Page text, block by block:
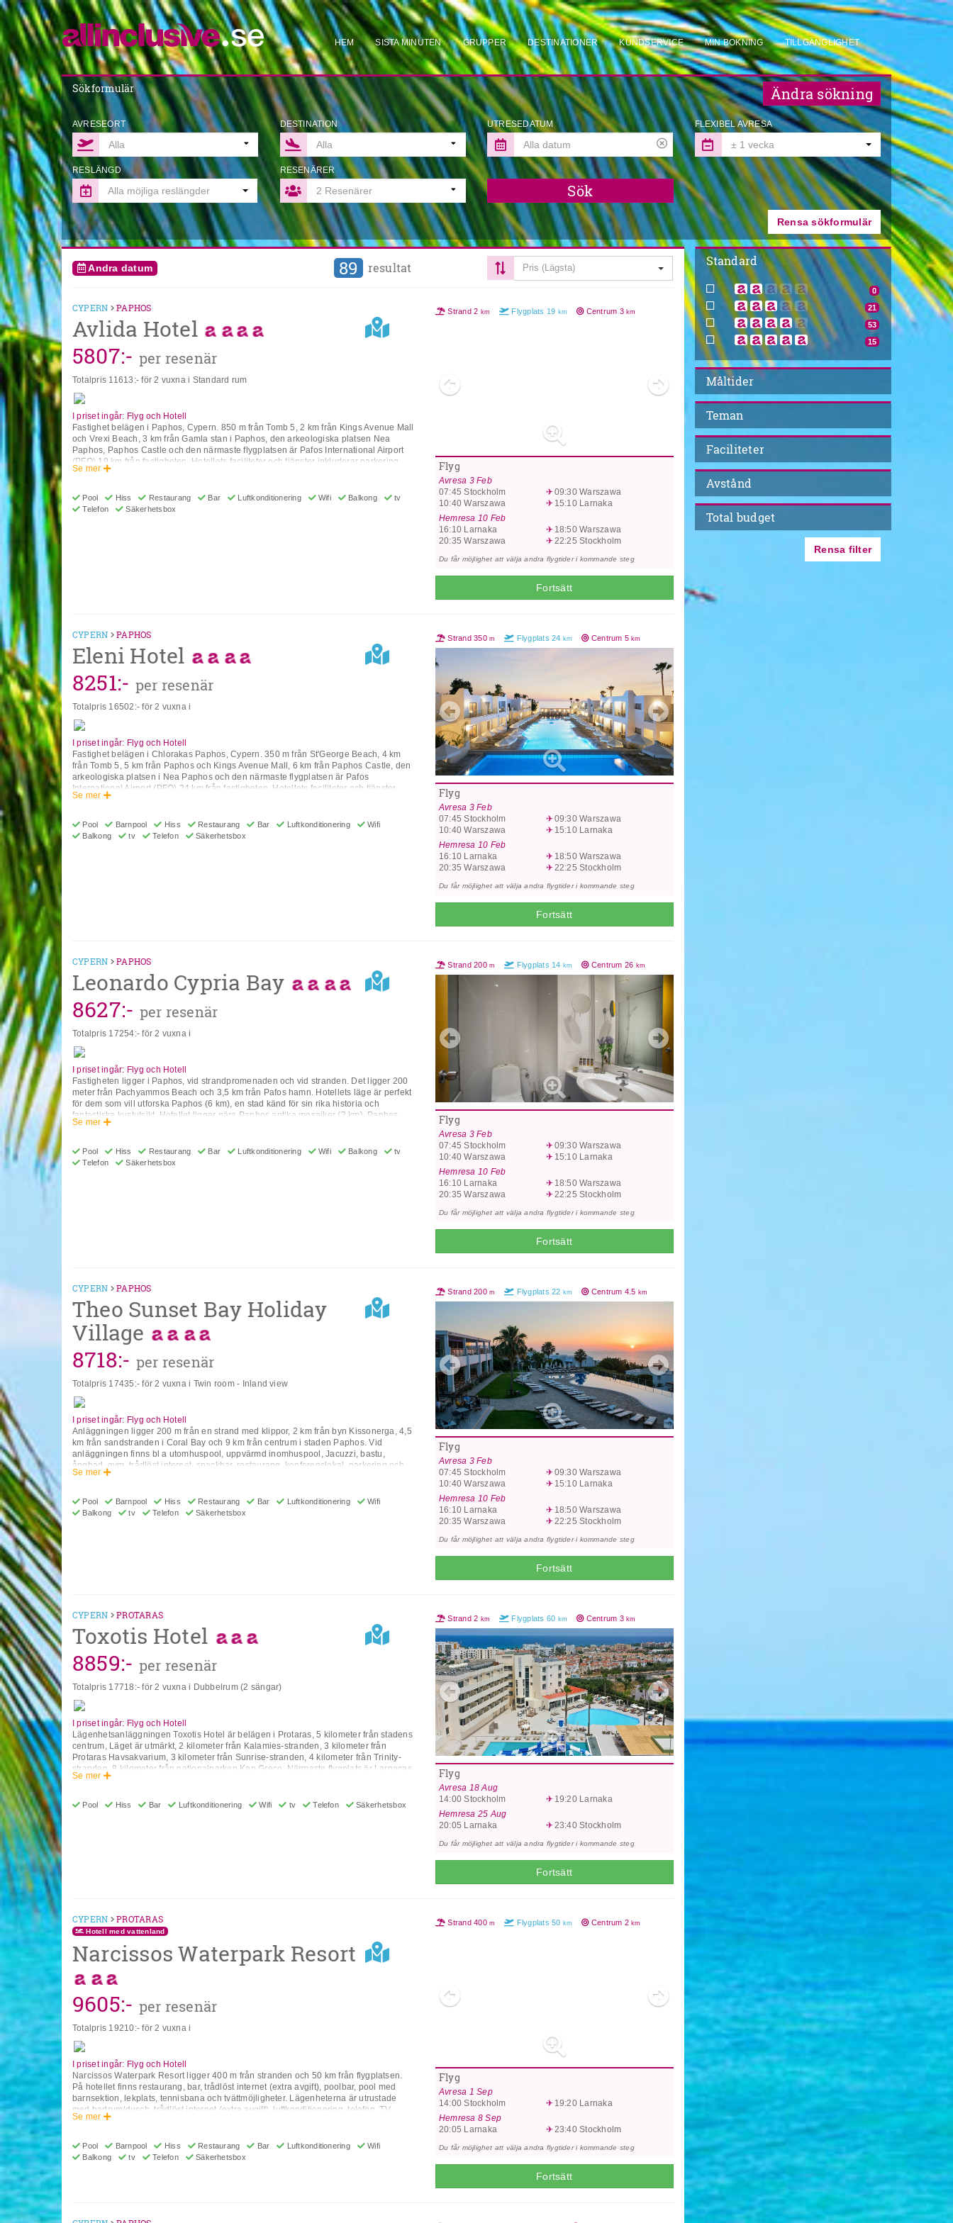
HEM SISTA MINUTEN GRUPPER DESTINATIONER KUNDSERVICE MIN BOKNING TILLGÄNGLIGHET
Sökformulär Ändra sökning
AVRESEORT DESTINATION UTRESEDATUM FLEXIBEL AVRESA
± 1 vecka
RESLÄNGD
Alla möjliga reslängder
RESENÄRER
Sök
Rensa sökformulär
Standard
0
21
53
15
Måltider
Teman
Faciliteter
Avstånd
Total budget
Rensa filter
Andra datum 89 resultat Pris (Lägsta)
CYPERN PAPHOS
Avlida Hotel
5807:- per resenär
Totalpris 11613 :- för 2 vuxna i Standard rum
I priset ingår: Flyg och Hotell
Fastighet belägen i Paphos, Cypern. 850 m från Tomb 5, 2 km från Kings Avenue Mall
och Vrexi Beach, 3 km från Gamla stan i Paphos, den arkeologiska platsen Nea
Paphos, Paphos Castle och den närmaste flygplatsen är Pafos International Airport
(PFO) 19 km från fastigheten. Hotellets faciliteter och tjänster inkluderar parkering,
24-timmarsreception, Bagageförvaring, Concierge, Värdeskåp (extra avgift),
Café, Bar, Restaurang, Gemensam lounge, Flygplatstransfer (extra avgift),
Affärsfaciliteter (extra avgift), Mötes-/bankettfaciliteter (extra avgift),
gym, bastu, ångbad och SPA-avdelning. (2022) Adress: Tombs of the Kings Road
Se mer
Pool Hiss Restaurang Bar Luftkonditionering Wifi Balkong
tv
Telefon
Säkerhetsbox
Strand2 km Flygplats 19 km Centrum 3 km
Flyg
Avresa 3 Feb
07:45 Stockholm 09:30Warszawa
10:40 Warszawa 15:10Larnaka
Hemresa 10 Feb
16:10 Larnaka 18:50Warszawa
20:35 Warszawa 22:25 Stockholm
Du får möjlighet att välja andra flygtider i kommande steg
Fortsätt
CYPERN PAPHOS
Eleni Hotel
8251:- per resenär
Totalpris 16502 :- för 2 vuxna i
I priset ingår: Flyg och Hotell
Fastighet belägen i Chlorakas Paphos, Cypern. 350 m från St'George Beach, 4 km
från Tomb 5, 5 km från Paphos och Kings Avenue Mall, 6 km från Paphos Castle, den
arkeologiska platsen i Nea Paphos och den närmaste flygplatsen är Pafos
International Airport (PFO) 24 km från fastigheten. Hotellets faciliteter och tjänster
inkluderar parkering, 24-timmarsreception, Bagageförvaring, Värdeskåp,
Bar, Restaurang, Gemensam lounge, Affärsfaciliteter (extra avgift),
Mötes-/bankettfaciliteter (extra avgift), Tvättservice (extra avgift), Tvättservice (extra
Se mer
Pool Barnpool Hiss Restaurang Bar Luftkonditionering
Wifi
Balkong
tv Telefon Säkerhetsbox
Strand350m Flygplats24 km Centrum 5km
Previous Next
Flyg
Avresa 3 Feb
07:45 Stockholm 09:30Warszawa
10:40 Warszawa 15:10Larnaka
Hemresa 10 Feb
16:10 Larnaka 18:50Warszawa
20:35 Warszawa 22:25 Stockholm
Du får möjlighet att välja andra flygtider i kommande steg
Fortsätt
CYPERN PAPHOS
Leonardo Cypria Bay
8627:- per resenär
Totalpris 17254:- för 2 vuxna i
I priset ingår: Flyg och Hotell
Fastigheten ligger i Paphos, vid strandpromenaden och vid stranden. Det ligger 200
meter från Pachyammos Beach och 3,5 km från Pafos hamn. Hotellets läge är perfekt
för dem som vill utforska Paphos (6 km), en stad känd för sin rika historia och
fantastiska kustutsikt. Hotellet ligger nära Paphos antika mosaiker (3 km), Paphos
arkeologiska park (3,5 km), Pafos medeltida slott (4 km), Dionysos hus (4 km) och
boendet. Faciliteter och tjänster inkluderar 24-timmars reception, luftkonditionering
(säsongsöppen), bar, valutaväxling, restaurang, rumsservice (extra avgift), trådlöst
10, Yeroskipou 8204, Cypern
Se mer
Pool Hiss Restaurang Bar Luftkonditionering Wifi Balkong
tv
Telefon
Säkerhetsbox
Strand200m Flygplats 14 km Centrum 26 km
Previous Next
Flyg
Avresa 3 Feb
07:45 Stockholm 09:30Warszawa
10:40 Warszawa 15:10Larnaka
Hemresa 10 Feb
16:10 Larnaka 18:50Warszawa
20:35 Warszawa 22:25 Stockholm
Du får möjlighet att välja andra flygtider i kommande steg
Fortsätt
CYPERN PAPHOS
Theo Sunset Bay Holiday
Village
8718:- per resenär
Totalpris 17435 :- för 2 vuxna i Twin room - Inland view
I priset ingår: Flyg och Hotell
Anläggningen ligger 200 m från en strand med klippor, 2 km från byn Kissonerga, 4,5
km från sandstranden i Coral Bay och 9 km från centrum i staden Paphos. Vid
anläggningen finns bl a utomhuspool, uppvärmd inomhuspool, Jacuzzi, bastu,
ångbad, gym, trådlöst internet, snackbar, restaurang, konferenslokal, parkering och
dygnsöppen reception. I lägenheternas utrustning ingår luftkonditionering, trådlöst
balkong/terrass. ** OBS! Vissa av ovanstående faciliteter kan vara stängda beroende
på årstid eller väderlek. ** Adress: Coral Bay Road, 61, 8574 Pafos, Cypern
Se mer
Pool Barnpool Hiss Restaurang Bar Luftkonditionering
Wifi
Balkong
tv Telefon Säkerhetsbox
Strand200m Flygplats22 km Centrum 4.5 km
Previous Next
Flyg
Avresa 3 Feb
07:45 Stockholm 09:30Warszawa
10:40 Warszawa 15:10Larnaka
Hemresa 10 Feb
16:10 Larnaka 18:50Warszawa
20:35 Warszawa 22:25 Stockholm
Du får möjlighet att välja andra flygtider i kommande steg
Fortsätt
CYPERN PROTARAS
Toxotis Hotel
8859:- per resenär
Totalpris 17718 :- för 2 vuxna i Dubbelrum (2 sängar)
I priset ingår: Flyg och Hotell
Lägenhetsanläggningen Toxotis Hotel är belägen i Protaras, 5 kilometer från stadens
centrum, Läget är utmärkt, 2 kilometer från Kalamies-stranden, 3 kilometer från
Protaras Havsakvarium, 3 kilometer från Sunrise-stranden, 4 kilometer från Trinity-
stranden, 8 kilometer från nationalparken Kap Greco. Närmaste flygplats är Larnacas
internationella flygplats (LCA), på 60 kilometers avstånd. Hotellets faciliteter och
allmänna utrymmen, spa, värdeskåp (extra avgift), vattenpark och parkering.
Se mer
Pool Hiss Bar Luftkonditionering Wifi tv Telefon Säkerhetsbox
Strand2 km Flygplats 60 km Centrum 3 km
Previous Next
Flyg
Avresa 18 Aug
14:00 Stockholm 19:20Larnaka
Hemresa 25 Aug
20:05 Larnaka 23:40Stockholm
Du får möjlighet att välja andra flygtider i kommande steg
Fortsätt
CYPERN PROTARAS
Hotell med vattenland
Narcissos Waterpark Resort
9605:- per resenär
Totalpris 19210:- för 2 vuxna i
I priset ingår: Flyg och Hotell
Narcissos Waterpark Resort ligger 400 m från stranden och 50 km från flygplatsen.
På hotellet finns restaurang, bar, trådlöst internet (extra avgift), poolbar, pool med
barnsektion, lekplats, tennisbana och tvättmöjligheter. Lägenheterna är utrustade
med badrum/dusch, trådlöst internet (extra avgift), luftkonditionering, telefon, TV,
säkerhetsfack och balkong/terrass. Om man väljer All Inclusive ** Allt-
måltidsdrycker som läsk, öl, vin, vatten och starksprit, alla av lokala märken. Drycker
serveras från morgon till sen kväll (till ca 22.00 - 24.00). Öppettiderna varierar mellan
Se mer
Pool Barnpool Hiss Restaurang Bar Luftkonditionering
Wifi
Balkong
tv Telefon Säkerhetsbox
Strand400m Flygplats50 km Centrum 2km
Flyg
Avresa 1 Sep
14:00 Stockholm 19:20Larnaka
Hemresa 8 Sep
20:05 Larnaka 23:40Stockholm
Du får möjlighet att välja andra flygtider i kommande steg
Fortsätt